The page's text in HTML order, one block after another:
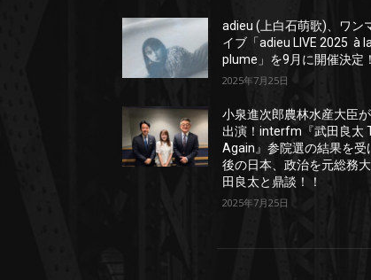
adieu (上白石萌歌)、ワン
イブ「adieu LIVE 2025 à la
plume」を9月に開催決定！
2025年7月25日
小泉進次郎農林水産大臣
出演！interfm『武田良太
Again』参院選の結果を受
後の日本、政治を元総務
田良太と鼎談！！
2025年7月25日